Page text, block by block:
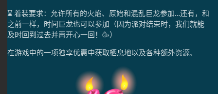
⌛ 着装要求：允许所有的火焰、原始和混乱巨龙参加…还有，和
之前一样，时间巨龙也可以参加（因为派对结束时，我们就能
及时回到过去并再开心一回！🥳）
在游戏中的一项独享优惠中获取栖息地以及各种额外资源、